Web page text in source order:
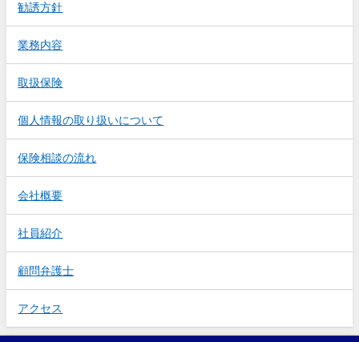
勧誘方針
業務内容
取扱保険
個人情報の取り扱いについて
保険相談の流れ
会社概要
社員紹介
顧問弁護士
アクセス